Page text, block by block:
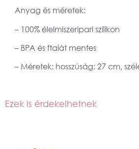
Anyag és méretek:
– 100% élelmiszeripari szilikon
– BPA és ftalát mentes
– Méretek: hosszúság: 27 cm,
Ezek is érdekelhetnek